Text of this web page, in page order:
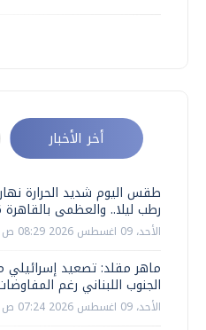
أخر الأخبار
طقس اليوم شديد الحرارة
رطب ليلا.. والعظمى بالقاهرة 36
الأحد، 09 اغسطس 2026 08:29 ص
ماهر مقلد: تصعيد
الجنوب اللبناني رغم
الأحد، 09 اغسطس 2026 07:24 ص